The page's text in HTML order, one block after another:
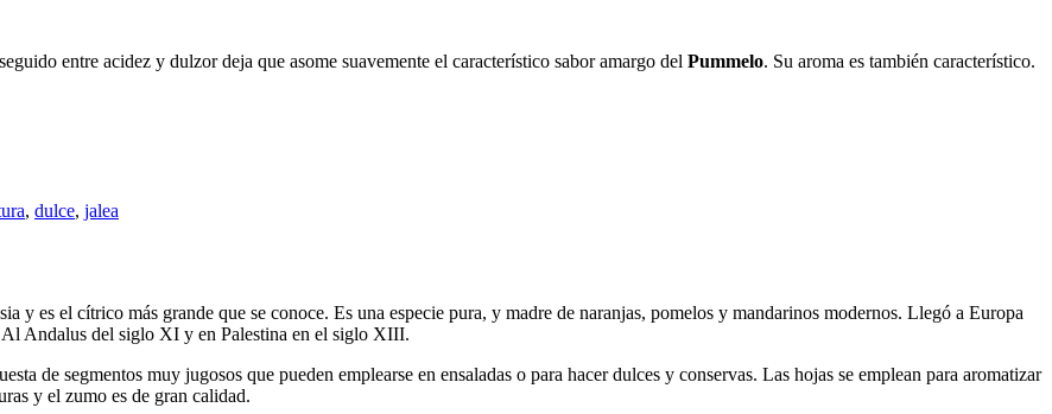
entre acidez y dulzor deja que asome suavemente el característico sabor amargo del Pummelo. Su aroma es también característico.
, dulce, jalea
y es el cítrico más grande que se conoce. Es una especie pura, y madre de naranjas, pomelos y mandarinos modernos. Llegó a Europa
Andalus del siglo XI y en Palestina en el siglo XIII.
de segmentos muy jugosos que pueden emplearse en ensaladas o para hacer dulces y conservas. Las hojas se emplean para aromatizar
y el zumo es de gran calidad.